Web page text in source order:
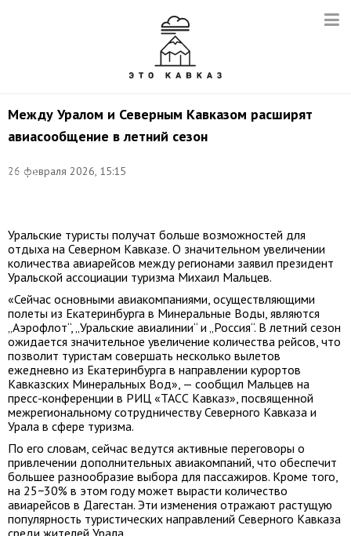
Между Уралом и Северным Кавказом расширят
авиасообщение в летний сезон
26 февраля 2026, 15:15
Сергей
Уральские туристы получат больше возможностей для
отдыха на Северном Кавказе. О значительном увеличении
количества авиарейсов между регионами заявил президент
Уральской ассоциации туризма Михаил Мальцев.
«Сейчас основными авиакомпаниями, осуществляющими
полеты из Екатеринбурга в Минеральные Воды, являются
„Аэрофлот“, „Уральские авиалинии“ и „Россия“. В летний сезон
ожидается значительное увеличение количества рейсов, что
позволит туристам совершать несколько вылетов
ежедневно из Екатеринбурга в направлении курортов
Кавказских Минеральных Вод», — сообщил Мальцев на
пресс-конференции в РИЦ «ТАСС Кавказ», посвященной
межрегиональному сотрудничеству Северного Кавказа и
Урала в сфере туризма.
По его словам, сейчас ведутся активные переговоры о
привлечении дополнительных авиакомпаний, что обеспечит
большее разнообразие выбора для пассажиров. Кроме того,
на 25−30% в этом году может вырасти количество
авиарейсов в Дагестан. Эти изменения отражают растущую
популярность туристических направлений Северного Кавказа